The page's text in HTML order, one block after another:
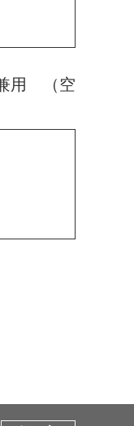
用 （空